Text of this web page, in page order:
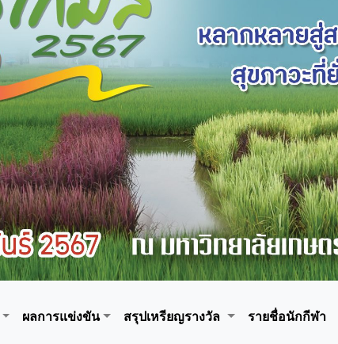
ผลการแข่งขัน สรุปเหรียญรางวัล รายชื่อนักกีฬา